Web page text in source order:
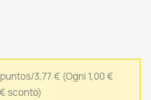
3,77 € (Ogni 1,00 €
sconto)